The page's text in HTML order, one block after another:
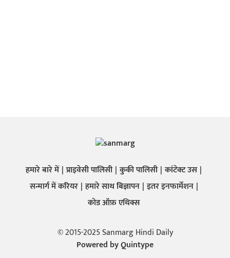
हमारे बारे में प्राइवेसी पालिसी कुकी पालिसी कांटेक्ट उस
सन्मार्ग में करियर हमारे साथ बिज्ञापन इतर इनफार्मेशन
कोड ऑफ़ एथिक्स
© 2015-2025 Sanmarg Hindi Daily
Powered byQuintype